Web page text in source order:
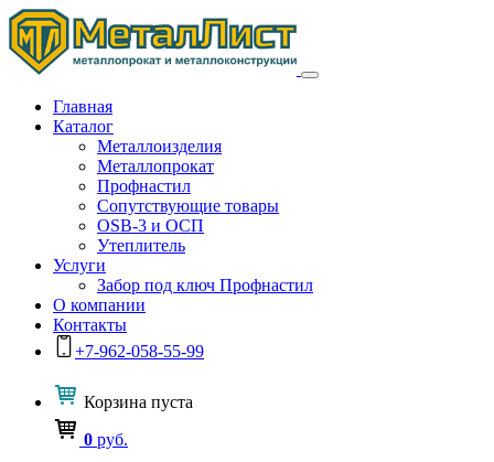
Главная
Каталог
Металлоизделия
Металлопрокат
Профнастил
Сопутствующие товары
OSB-3 и ОСП
Утеплитель
Услуги
Забор под ключ Профнастил
О компании
Контакты
+7-962-058-55-99
Корзина пуста
0 руб.